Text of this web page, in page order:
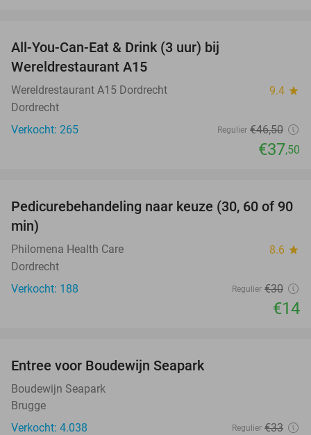
All-You-Can-Eat & Drink (3 uur) bij
Wereldrestaurant A15
Wereldrestaurant A15 Dordrecht 9.4 star
Dordrecht
Verkocht: 265
Regulier €46,50
€37,50
53%
Pedicurebehandeling naar keuze (30, 60 of 90
min)
Philomena Health Care 8.6 star
Dordrecht
Verkocht: 188
Regulier €30
€14
Entree voor Boudewijn Seapark
Boudewijn Seapark
Brugge
Verkocht: 4.038
Regulier €33